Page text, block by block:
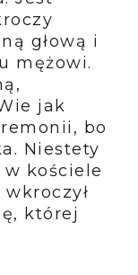
głową i
mężowi.
jak
bo
Niestety
kościele
wkroczył
której